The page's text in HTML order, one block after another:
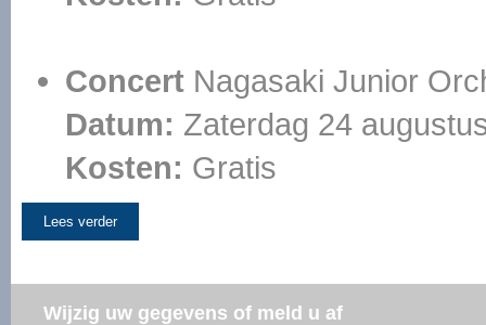
Concert Nagasaki Junior
Datum: Zaterdag 24
Kosten: Gratis
Lees verder
Wijzig uw gegevens of meld u af